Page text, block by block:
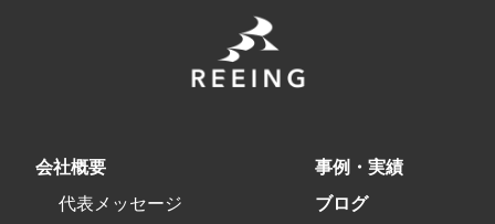
会社概要
代表メッセージ
事例・実績
ブログ